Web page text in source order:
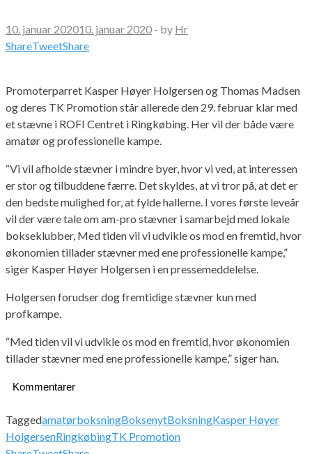
10. januar 202010. januar 2020 - by Hr
ShareTweetShare
Promoterparret Kasper Høyer Holgersen og Thomas Madsen
og deres TK Promotion står allerede den 29. februar klar med
et stævne i ROFI Centret i Ringkøbing. Her vil der både være
amatør og professionelle kampe.
“Vi vil afholde stævner i mindre byer, hvor vi ved, at interessen
er stor og tilbuddene færre. Det skyldes, at vi tror på, at det er
den bedste mulighed for, at fylde hallerne. I vores første leveår
vil der være tale om am-pro stævner i samarbejd med lokale
bokseklubber, Med tiden vil vi udvikle os mod en fremtid, hvor
økonomien tillader stævner med ene professionelle kampe,”
siger Kasper Høyer Holgersen i en pressemeddelelse.
Holgersen forudser dog fremtidige stævner kun med
profkampe.
“Med tiden vil vi udvikle os mod en fremtid, hvor økonomien
tillader stævner med ene professionelle kampe,” siger han.
Kommentarer
TaggedamatørboksningBoksenytBoksningKasper Høyer
HolgersenRingkøbingTK Promotion